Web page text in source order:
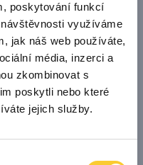
poskytování funkcí
využíváme
jak náš web používáte,
média, inzerci a
zkombinovat s
poskytli nebo které
jejich služby.
Čvn 26Čvc 26Srp 26
kWh
kWh